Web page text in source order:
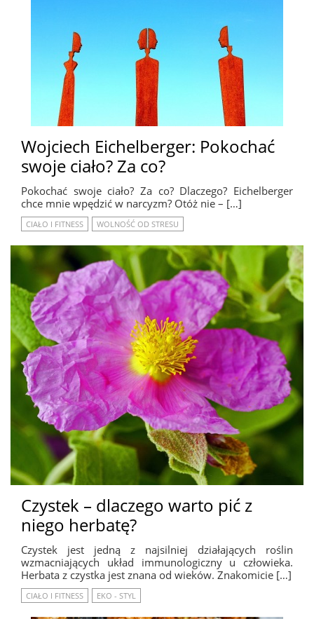
Wojciech Eichelberger: Pokochać
swoje ciało? Za co?
Pokochać swoje ciało? Za co? Dlaczego? Eichelberger
chce mnie wpędzić w narcyzm? Otóż nie – […]
CIAŁO I FITNESS WOLNOŚĆ OD STRESU
Czystek – dlaczego warto pić z
niego herbatę?
Czystek jest jedną z najsilniej działających roślin
wzmacniających układ immunologiczny u człowieka.
Herbata z czystka jest znana od wieków. Znakomicie […]
CIAŁO I FITNESS EKO - STYL